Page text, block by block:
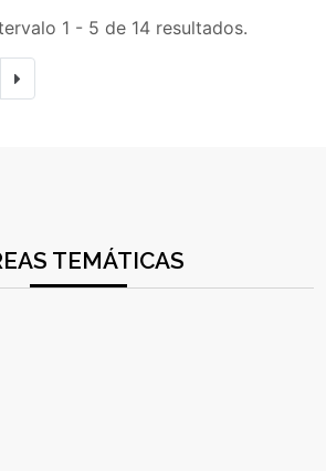
1 - 5 de 14 resultados.
TEMÁTICAS